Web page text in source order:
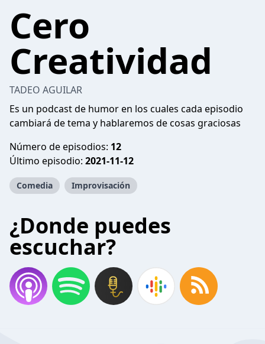
Cero
Creatividad
TADEO AGUILAR
Es un podcast de humor en los cuales cada episodio
cambiará de tema y hablaremos de cosas graciosas
Número de episodios: 12
Último episodio: 2021-11-12
Comedia Improvisación
¿Donde puedes
escuchar?